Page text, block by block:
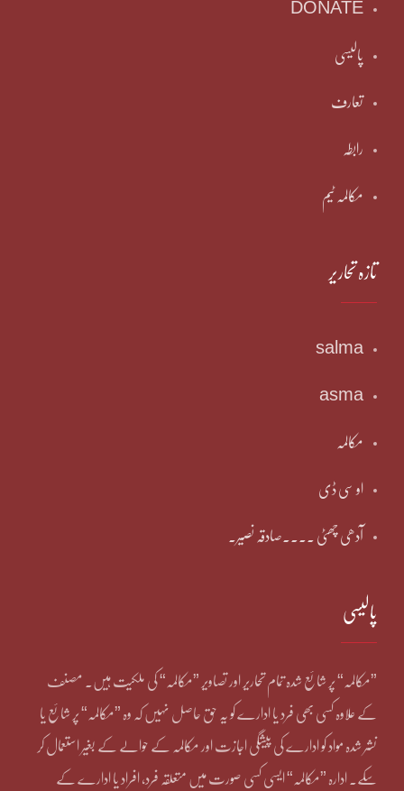
DONATE
پالیسی
تعارف
رابطہ
مکالمہ ٹیم
تازہ تحاریر
salma
asma
مکالمہ
او سی ڈی
آدھی چھٹی ۔۔۔۔صادقہ نصیر۔
پالیسی
”مکالمہ“ پر شائع شدہ تمام تحاریر اور تصاویر ”مکالمہ“ کی ملکیت ہیں۔ مصنف
کے علاوہ کسی بھی فرد یا ادارے کو یہ حق حاصل نہیں کہ وہ ”مکالمہ“ پر شائع یا
نشر شدہ مواد کو ادارے کی پیشگی اجازت اور مکالمہ کے حوالے کے بغیر استعمال کر
سکے۔ ادارہ ”مکالمہ“ ایسی کسی صورت میں متعلقہ فرد، افراد یا ادارے کے